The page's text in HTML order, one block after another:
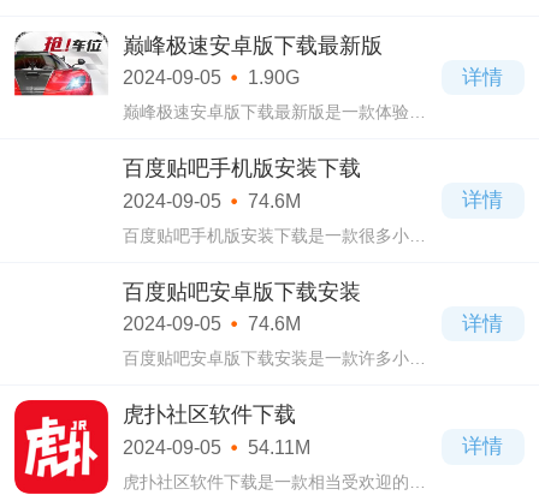
峰极速国服2024下载手机版中你将能够去
收集各种各样的帅气赛车，丰富无比的零
件为你去
巅峰极速安卓版下载最新版
2024-09-05 1.90G
巅峰极速安卓版下载最新版是一款体验极
卓版下载最新版中你将可以去使用到各路
豪车，多样化的帅气跑车等你去收集使
用，开启
详情
百度贴吧手机版安装下载
2024-09-05 74.6M
百度贴吧手机版安装下载是一款很多小伙
版安装下载中的界面清爽好看，各种各样
的内容都汇聚于此，你可以去自由搜索发
现，可
详情
百度贴吧安卓版下载安装
2024-09-05 74.6M
百度贴吧安卓版下载安装是一款许多小伙
吧安卓版下载安装中的贴吧和帖子是很多
的，诸多的有趣网友都是在这里等待着你
去互动
详情
虎扑社区软件下载
2024-09-05 54.11M
虎扑社区软件下载是一款相当受欢迎的篮
详情